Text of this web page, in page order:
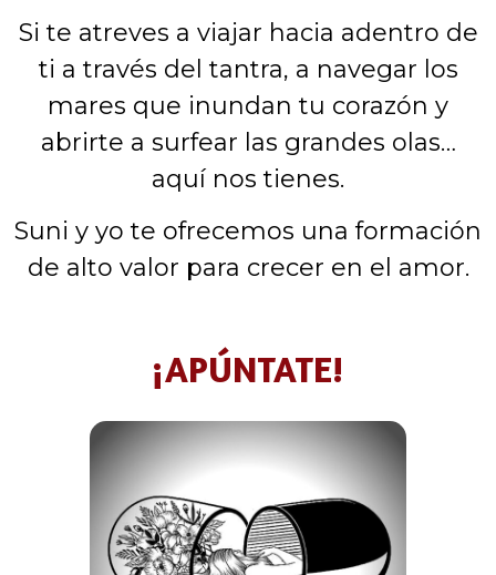
Si te atreves a viajar hacia adentro de
ti a través del tantra, a navegar los
mares que inundan tu corazón y
abrirte a surfear las grandes olas…
aquí nos tienes.
Suni y yo te ofrecemos una formación
de alto valor para crecer en el amor.
¡APÚNTATE!